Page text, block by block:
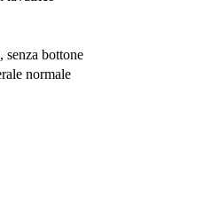
senza bottone
normale